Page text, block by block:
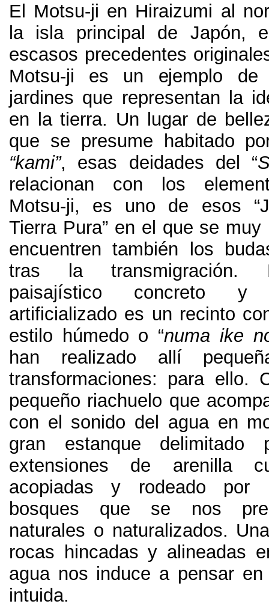
El Motsu-ji en Hiraizumi al
la isla principal de Japón,
escasos precedentes
Motsu-ji es un ejemplo de
jardines que representan la
en la tierra. Un lugar de
que se presume habitado
“kami”, esas deidades del “
relacionan con los
Motsu-ji, es uno de esos “
Tierra Pura” en el que se muy
encuentren también los
tras la transmigración.
paisajístico concreto y
artificializado es un recinto
estilo húmedo o “numa ike
han realizado allí
transformaciones: para ello.
pequeño riachuelo que
con el sonido del agua en
gran estanque delimitado
extensiones de arenilla
acopiadas y rodeado
bosques que se nos
naturales o naturalizados.
rocas hincadas y alineadas
agua nos induce a pensar en
intuida.